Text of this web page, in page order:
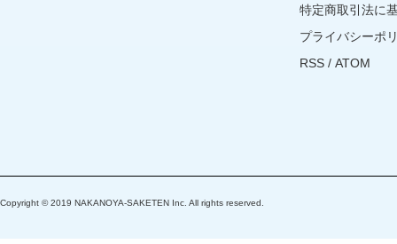
特定商取引法に
プライバシーポ
RSS / ATOM
Copyright © 2019 NAKANOYA-SAKETEN Inc. All rights reserved.